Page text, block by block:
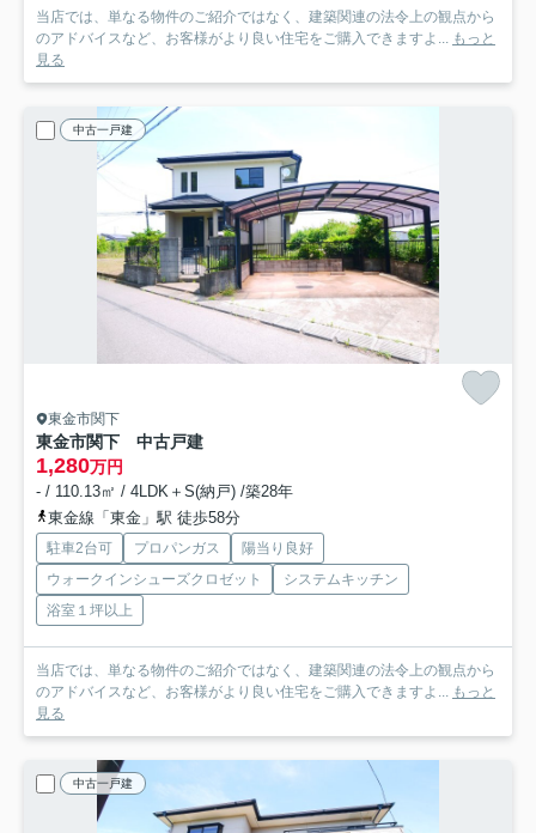
当店では、単なる物件のご紹介ではなく、建築関連の法令上の観点から
のアドバイスなど、お客様がより良い住宅をご購入できますよ... もっと
見る
中古一戸建
東金市関下
東金市関下 中古戸建
1,280万円
- / 110.13㎡ / 4LDK＋S(納戸) /築28年
東金線「東金」駅 徒歩58分
駐車2台可 プロパンガス
陽当り良好
ウォークインシューズクロゼット
システムキッチン
浴室１坪以上
当店では、単なる物件のご紹介ではなく、建築関連の法令上の観点から
のアドバイスなど、お客様がより良い住宅をご購入できますよ... もっと
見る
中古一戸建